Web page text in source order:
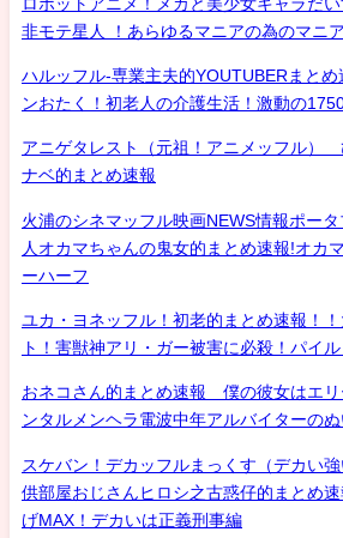
非モテ星人 ！あらゆるマニアの為のマニ
ハルッフル-専業主夫的YOUTUBERまと
ンおたく！初老人の介護生活！激動の
アニゲタレスト（元祖！アニメッフル）
ナベ的まとめ速報
火浦のシネマッフル映画NEWS情報ポー
人オカマちゃんの鬼女的まとめ速報!オカ
ーハーフ
ユカ・ヨネッフル！初老的まとめ速報！
ト！害獣神アリ・ガー被害に必殺！パイ
おネコさん的まとめ速報 僕の彼女はエリ
ンタルメンヘラ電波中年アルバイターの
スケバン！デカッフルまっくす（デカい
供部屋おじさんヒロシ之古惑仔的まとめ
げMAX！デカいは正義刑事編